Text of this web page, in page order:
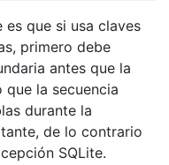
que si usa claves
primero debe
antes que la
la secuencia
durante la
de lo contrario
SQLite.